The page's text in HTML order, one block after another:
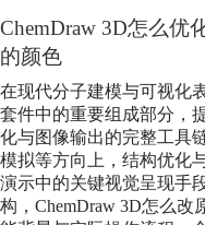
ChemDraw 3D怎么优
的颜色
在现代分子建模与可视化
套件中的重要组成部分，
化与图像输出的完整工具
模拟等方向上，结构优化
演示中的关键视觉呈现手
构，ChemDraw 3D怎么改